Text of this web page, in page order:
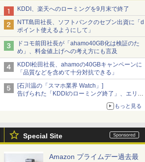
KDDI、楽天へのローミングを9月末で終了
NTT島田社長、ソフトバンクのセブン出資に「d
ポイント使えるようにして」
ドコモ前田社長が「ahamo40GB化は検証のた
め」、料金値上げへの考え方にも言及
KDDI松田社長、ahamoの40GBキャンペーンに
「品質などを含めて十分対抗できる」
[石川温の「スマホ業界 Watch」]
告げられた「KDDIのローミング終了」、エリア
マップの落とし穴と楽天モバイルの課題
もっと見る
Special Site
Amazon プライムデー過去最